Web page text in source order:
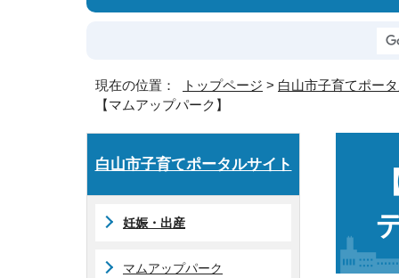
現在の位置： トップページ > 白山市子育てポー
【マムアップパーク】
白山市子育てポータルサイト
妊娠・出産
マムアップパーク